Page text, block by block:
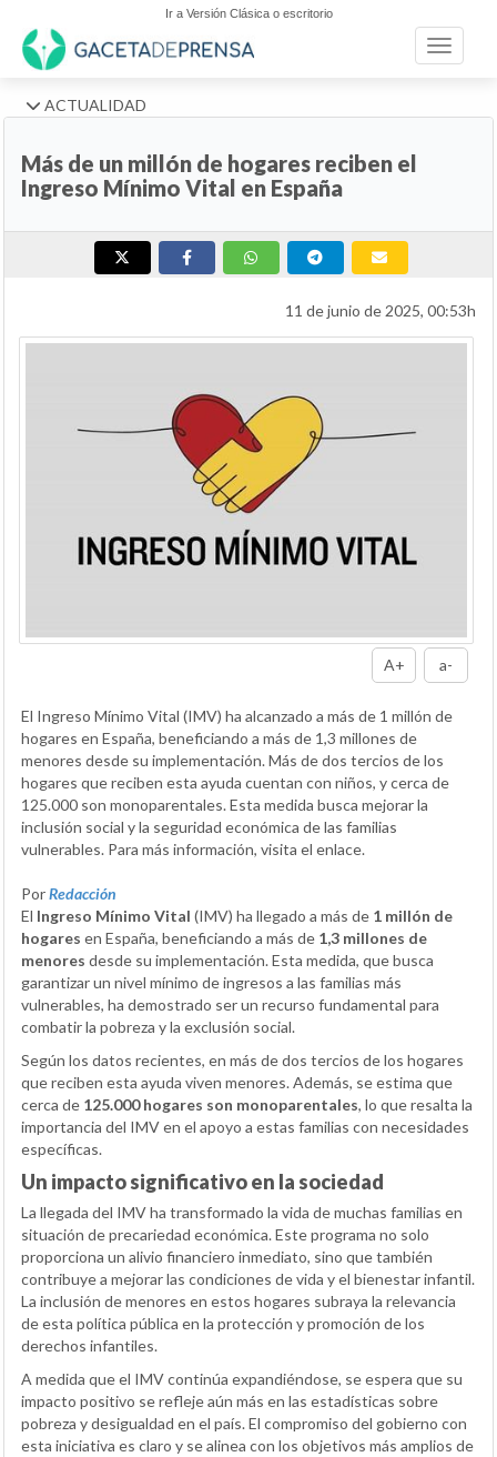
Ir a Versión Clásica o escritorio
Toggle
ACTUALIDAD
Más de un millón de hogares reciben el
Ingreso Mínimo Vital en España
11 de junio de 2025, 00:53h
A+ a-
El Ingreso Mínimo Vital (IMV) ha alcanzado a más de 1 millón de
hogares en España, beneficiando a más de 1,3 millones de
menores desde su implementación. Más de dos tercios de los
hogares que reciben esta ayuda cuentan con niños, y cerca de
125.000 son monoparentales. Esta medida busca mejorar la
inclusión social y la seguridad económica de las familias
vulnerables. Para más información, visita el enlace.
PorRedacción
El Ingreso Mínimo Vital (IMV) ha llegado a más de 1 millón de
hogares en España, beneficiando a más de 1,3 millones de
menores desde su implementación. Esta medida, que busca
garantizar un nivel mínimo de ingresos a las familias más
vulnerables, ha demostrado ser un recurso fundamental para
combatir la pobreza y la exclusión social.
Según los datos recientes, en más de dos tercios de los hogares
que reciben esta ayuda viven menores. Además, se estima que
cerca de 125.000 hogares son monoparentales, lo que resalta la
importancia del IMV en el apoyo a estas familias con necesidades
específicas.
Un impacto significativo en la sociedad
La llegada del IMV ha transformado la vida de muchas familias en
situación de precariedad económica. Este programa no solo
proporciona un alivio financiero inmediato, sino que también
contribuye a mejorar las condiciones de vida y el bienestar infantil.
La inclusión de menores en estos hogares subraya la relevancia
de esta política pública en la protección y promoción de los
derechos infantiles.
A medida que el IMV continúa expandiéndose, se espera que su
impacto positivo se refleje aún más en las estadísticas sobre
pobreza y desigualdad en el país. El compromiso del gobierno con
esta iniciativa es claro y se alinea con los objetivos más amplios de